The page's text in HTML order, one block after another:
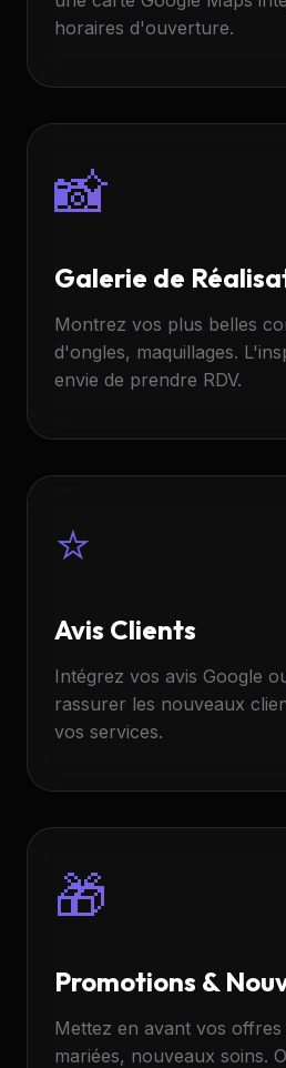
horaires d'ouverture.
📸
Galerie de
Montrez vos plus belles
d'ongles, maquillages.
envie de prendre RDV.
⭐
Avis Clients
Intégrez vos avis Google
rassurer les nouveaux
vos services.
🎁
Promotions &
Mettez en avant vos
mariées, nouveaux soins.